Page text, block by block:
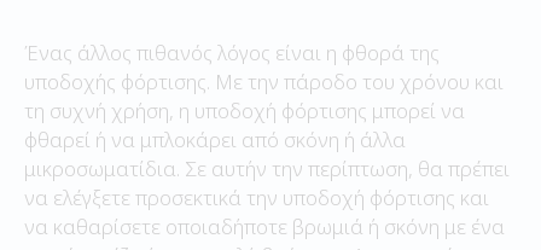
Ένας άλλος πιθανός λόγος είναι η φθορά της
υποδοχής φόρτισης. Με την πάροδο του χρόνου και
τη συχνή χρήση, η υποδοχή φόρτισης μπορεί να
φθαρεί ή να μπλοκάρει από σκόνη ή άλλα
μικροσωματίδια. Σε αυτήν την περίπτωση, θα πρέπει
να ελέγξετε προσεκτικά την υποδοχή φόρτισης και
να καθαρίσετε οποιαδήποτε βρωμιά ή σκόνη με ένα